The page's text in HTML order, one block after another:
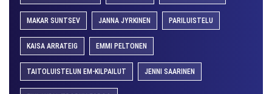
MAKAR SUNTSEV JANNA JYRKINEN PARILUISTELU
KAISA ARRATEIG EMMI PELTONEN
TAITOLUISTELUN EM-KILPAILUT JENNI SAARINEN